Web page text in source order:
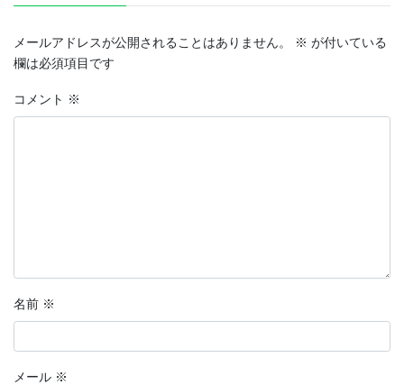
メールアドレスが公開されることはありません。 ※ が付いている
欄は必須項目です
コメント ※
名前 ※
メール ※